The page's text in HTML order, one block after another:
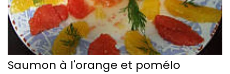
Saumon à l'orange et pomélo